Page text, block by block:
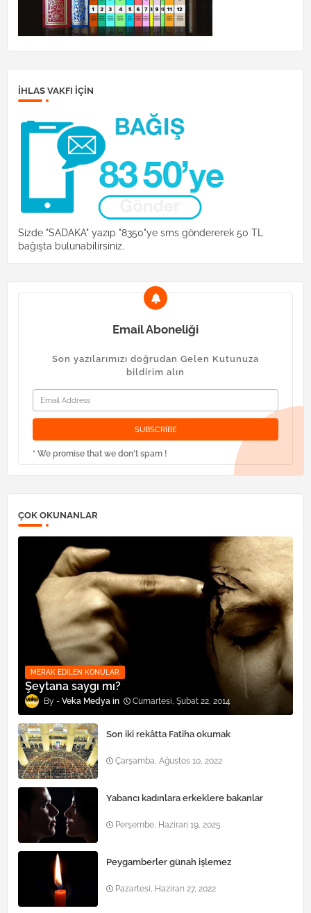
İHLAS VAKFI IÇIN
Sizde "SADAKA" yazıp "8350"ye sms göndererek 50 TL
bağışta bulunabilirsiniz.
Email Aboneliği
Son yazılarımızı doğrudan Gelen Kutunuza
bildirim alın
* We promise that we don't spam !
ÇOK OKUNANLAR
MERAK EDILEN KONULAR
Şeytana saygı mı?
Veka Medya Cumartesi, Şubat 22, 2014
Son iki rekâtta Fatiha okumak
Çarşamba, Ağustos 10, 2022
Yabancı kadınlara erkeklere bakanlar
Perşembe, Haziran 19, 2025
Peygamberler günah işlemez
Pazartesi, Haziran 27, 2022